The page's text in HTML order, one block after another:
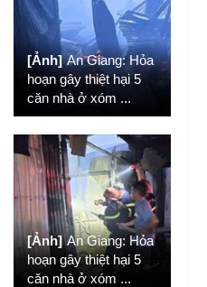
[Ảnh] An Giang: Hỏa
hoạn gây thiệt hại 5
căn nhà ở xóm ...
[Ảnh] An Giang: Hỏa
hoạn gây thiệt hại 5
căn nhà ở xóm ...